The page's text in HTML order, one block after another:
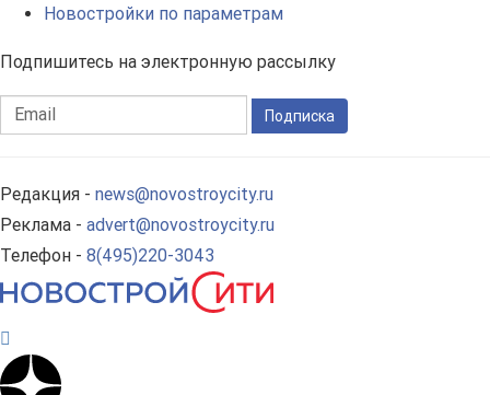
Новостройки по параметрам
Подпишитесь на электронную рассылку
Подписка
Редакция - news@novostroycity.ru
Реклама - advert@novostroycity.ru
Телефон - 8(495)220-3043